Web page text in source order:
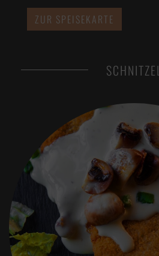
ZUR SPEISEKARTE
SCHNITZEL